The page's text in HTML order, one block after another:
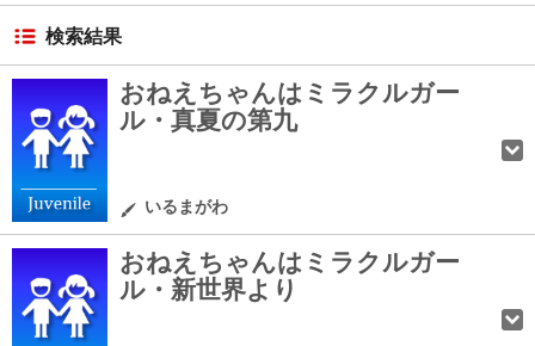
検索結果
おねえちゃんはミラクルガー
ル・真夏の第九
いるまがわ
おねえちゃんはミラクルガー
ル・新世界より